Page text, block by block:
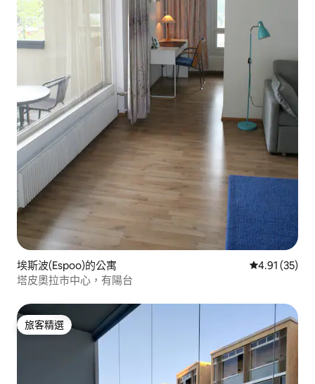
埃斯波(Espoo)的公寓 從 35 則評價
4.91 (35)
塔皮奧拉市中心，有陽台
旅客精選
旅客精選